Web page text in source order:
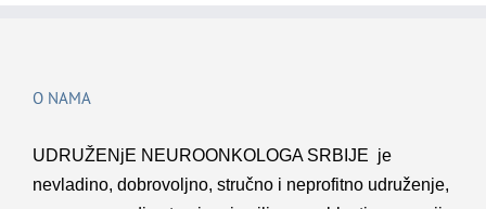
O NAMA
UDRUŽENјE NEUROONKOLOGA SRBIJE je
nevladino, dobrovolјno, stručno i neprofitno udruženje,